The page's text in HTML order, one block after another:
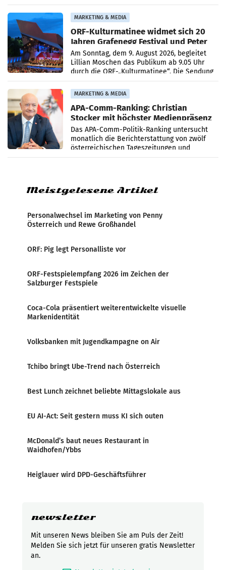
MARKETING & MEDIA
ORF-Kulturmatinee widmet sich 20
Jahren Grafenegg Festival und Peter
Simonischek
Am Sonntag, dem 9. August 2026, begleitet
Lillian Moschen das Publikum ab 9.05 Uhr
durch die ORF-„Kulturmatinee“. Die Sendung
startet mit der Dokumentation „20 Jahre
Grafenegg
MARKETING & MEDIA
APA-Comm-Ranking: Christian
Stocker mit höchster Medienpräsenz
im Juli
Das APA-Comm-Politik-Ranking untersucht
monatlich die Berichterstattung von zwölf
österreichischen Tageszeitungen und
analysiert, welche Politikerinnen und
Meistgelesene Artikel
Personalwechsel im Marketing von Penny
Österreich und Rewe Großhandel
ORF: Pig legt Personalliste vor
ORF-Festspielempfang 2026 im Zeichen der
Salzburger Festspiele
Coca-Cola präsentiert weiterentwickelte visuelle
Markenidentität
Volksbanken mit Jugendkampagne on Air
Tchibo bringt Ube-Trend nach Österreich
Best Lunch zeichnet beliebte Mittagslokale aus
EU AI-Act: Seit gestern muss KI sich outen
McDonald’s baut neues Restaurant in
Waidhofen/Ybbs
Heiglauer wird DPD-Geschäftsführer
newsletter
Mit unseren News bleiben Sie am Puls der Zeit!
Melden Sie sich jetzt für unseren gratis Newsletter
an.